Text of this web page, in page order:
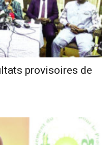
provisoires de